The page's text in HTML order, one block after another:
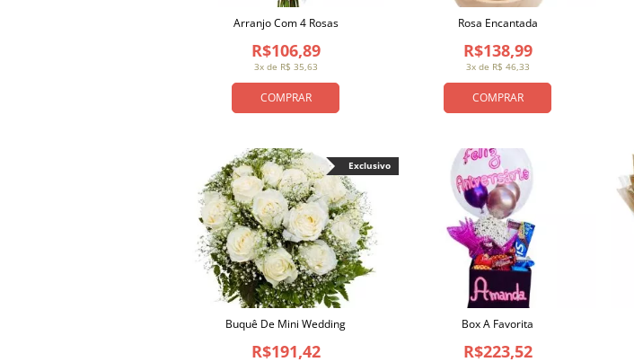
COMPRAR
3x de R$ 35,63
R$106,89
Arranjo Com 4 Rosas
COMPRAR
3x de R$ 46,33
R$138,99
Rosa Encantada
R$191,42
Buquê De Mini Wedding
Exclusivo
R$223,52
Box A Favorita